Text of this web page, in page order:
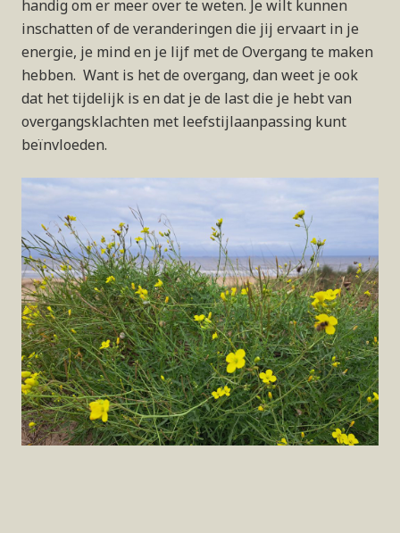
handig om er meer over te weten. Je wilt kunnen
inschatten of de veranderingen die jij ervaart in je
energie, je mind en je lijf met de Overgang te maken
hebben. Want is het de overgang, dan weet je ook
dat het tijdelijk is en dat je de last die je hebt van
overgangsklachten met leefstijlaanpassing kunt
beïnvloeden.